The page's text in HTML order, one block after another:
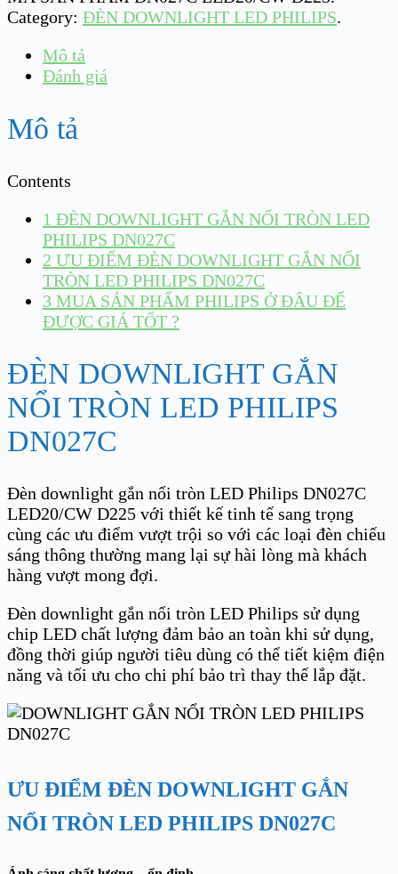
Category: ĐÈN DOWNLIGHT LED PHILIPS.
Mô tả
Đánh giá
Mô tả
Contents
1 ĐÈN DOWNLIGHT GẮN NỔI TRÒN LED
PHILIPS DN027C
2 ƯU ĐIỂM ĐÈN DOWNLIGHT GẮN NỔI
TRÒN LED PHILIPS DN027C
3 MUA SẢN PHẨM PHILIPS Ở ĐÂU ĐỂ
ĐƯỢC GIÁ TỐT ?
ĐÈN DOWNLIGHT GẮN
NỔI TRÒN LED PHILIPS
DN027C
Đèn downlight gắn nổi tròn LED Philips DN027C
LED20/CW D225 với thiết kế tinh tế sang trọng
cùng các ưu điểm vượt trội so với các loại đèn chiếu
sáng thông thường mang lại sự hài lòng mà khách
hàng vượt mong đợi.
Đèn downlight gắn nổi tròn LED Philips sử dụng
chip LED chất lượng đảm bảo an toàn khi sử dụng,
đồng thời giúp người tiêu dùng có thể tiết kiệm điện
năng và tối ưu cho chi phí bảo trì thay thế lắp đặt.
ƯU ĐIỂM ĐÈN DOWNLIGHT GẮN
NỔI TRÒN LED PHILIPS DN027C